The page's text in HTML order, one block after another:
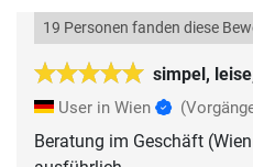
simpel,
19 Personen fanden diese
User in Wien
Beratung im Geschäft